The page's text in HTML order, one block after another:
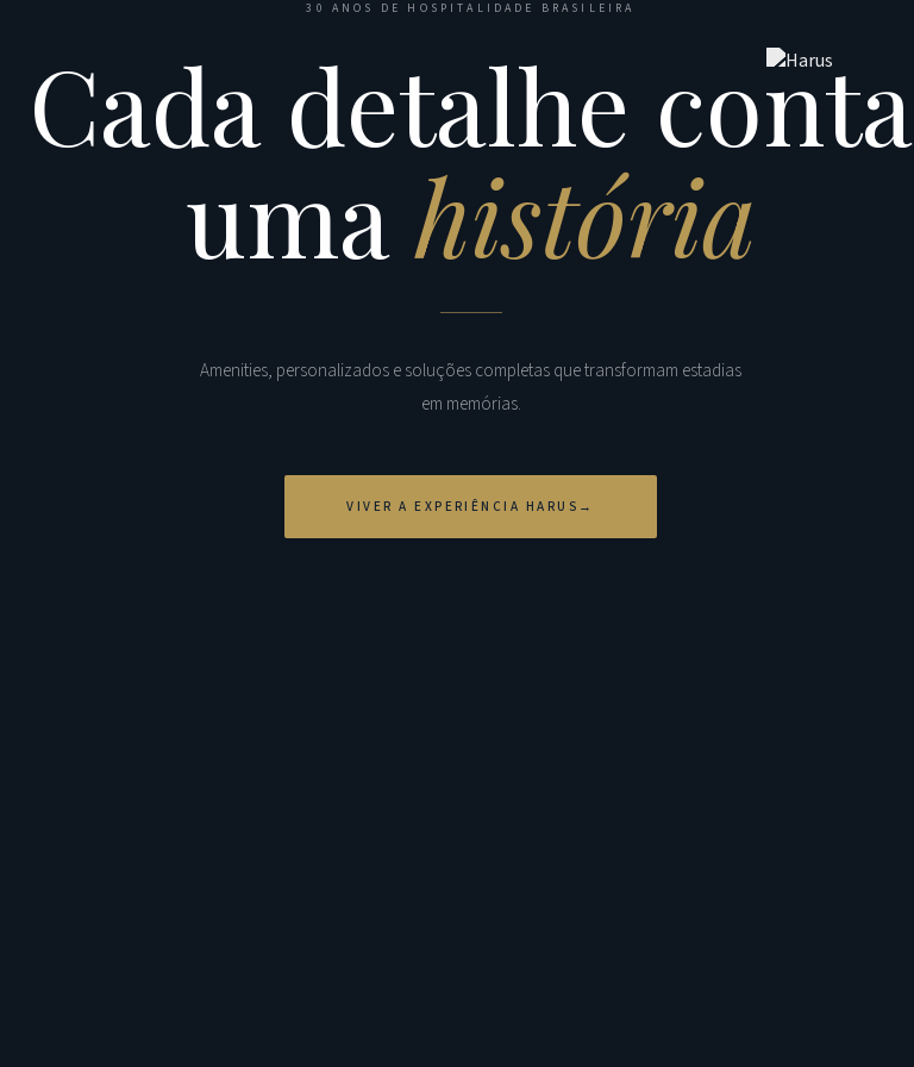
30 ANOS DE HOSPITALIDADE BRASILEIRA
Cada detalhe conta
umahistória
Amenities, personalizados e soluções completas que transformam estadias
em memórias.
VIVER A EXPERIÊNCIA HARUS